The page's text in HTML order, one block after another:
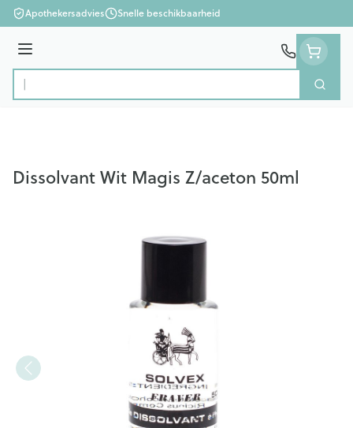
Ga naar de inhoud
Apothekersadvies Snelle beschikbaarheid
Menu
Product, merk, categorie...
Zoek
Dissolvant Wit Magis Z/aceton 50ml